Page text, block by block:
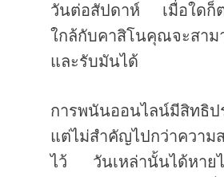
วันต่อสัปดาห์
เมื่อใด
ใกล้กับคาสิโนคุณจะสาม
และรับมันได้
การพนันออนไลน์มีสิทธิป
แต่ไม่สำคัญไปกว่าความ
ไว้
วันเหล่านั้นได้หา